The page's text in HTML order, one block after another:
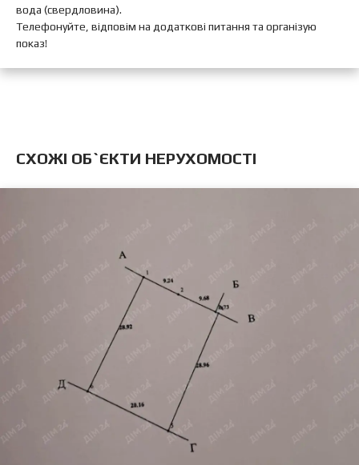
вода (свердловина).
Телефонуйте, відповім на додаткові питання та організую
показ!
CХОЖІ ОБ`ЄКТИ НЕРУХОМОСТІ